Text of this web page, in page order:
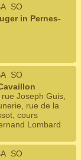
SO
in Pernes-
SO
Joseph Guis,
rue de la
cours
Lombard
SO